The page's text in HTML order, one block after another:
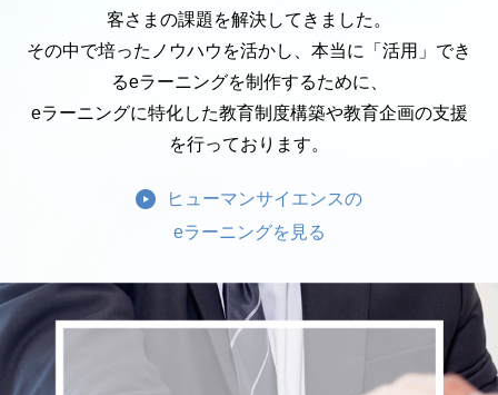
客さまの課題を解決してきました。
その中で培ったノウハウを活かし、本当に「活用」でき
るeラーニングを制作するために、
eラーニングに特化した教育制度構築や教育企画の支援
を行っております。
ヒューマンサイエンスの
eラーニングを見る